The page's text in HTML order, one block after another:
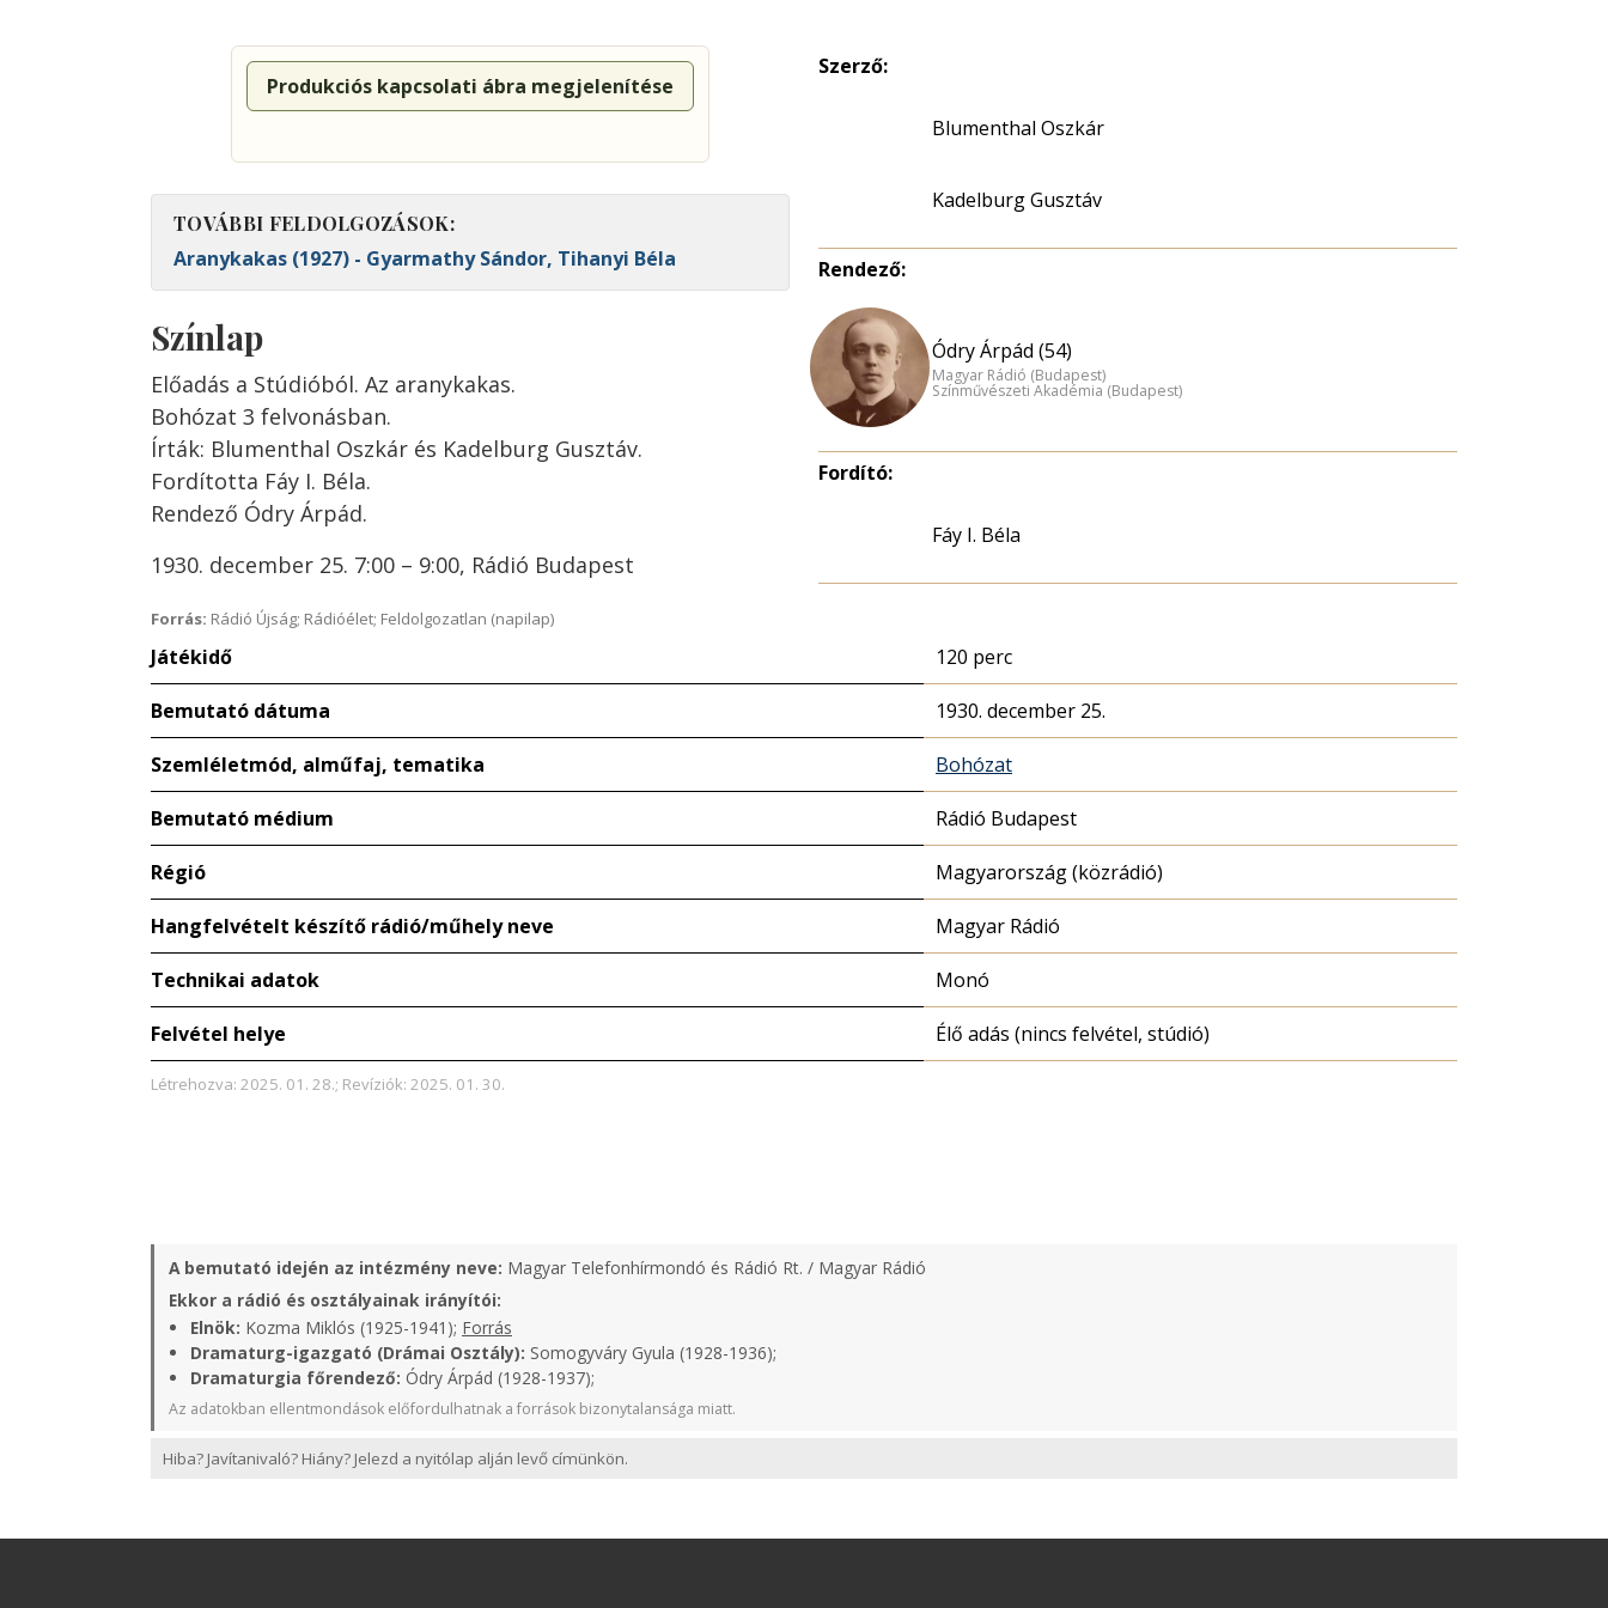
Produkciós kapcsolati ábra megjelenítése
TOVÁBBI FELDOLGOZÁSOK:
Aranykakas (1927) - Gyarmathy Sándor, Tihanyi Béla
Színlap
Előadás a Stúdióból. Az aranykakas.
Bohózat 3 felvonásban.
Írták: Blumenthal Oszkár és Kadelburg Gusztáv.
Fordította Fáy I. Béla.
Rendező Ódry Árpád.
1930. december 25. 7:00 – 9:00, Rádió Budapest
Forrás: Rádió Újság; Rádióélet; Feldolgozatlan (napilap)
Szerző:
Blumenthal Oszkár
Kadelburg Gusztáv
Rendező:
Ódry Árpád (54)
Magyar Rádió (Budapest)
Színművészeti Akadémia (Budapest)
Fordító:
Fáy I. Béla
Játékidő 120 perc
Bemutató dátuma 1930. december 25.
Szemléletmód, alműfaj, tematika Bohózat
Bemutató médium Rádió Budapest
Régió Magyarország (közrádió)
Hangfelvételt készítő rádió/műhely neve Magyar Rádió
Technikai adatok Monó
Felvétel helye Élő adás (nincs felvétel, stúdió)
Létrehozva: 2025. 01. 28.; Revíziók: 2025. 01. 30.
A bemutató idején az intézmény neve: Magyar Telefonhírmondó és Rádió Rt. / Magyar Rádió
Ekkor a rádió és osztályainak irányítói:
Elnök: Kozma Miklós (1925-1941); Forrás
Dramaturg-igazgató (Drámai Osztály): Somogyváry Gyula (1928-1936);
Dramaturgia főrendező: Ódry Árpád (1928-1937);
Az adatokban ellentmondások előfordulhatnak a források bizonytalansága miatt.
Hiba? Javítanivaló? Hiány? Jelezd a nyitólap alján levő címünkön.